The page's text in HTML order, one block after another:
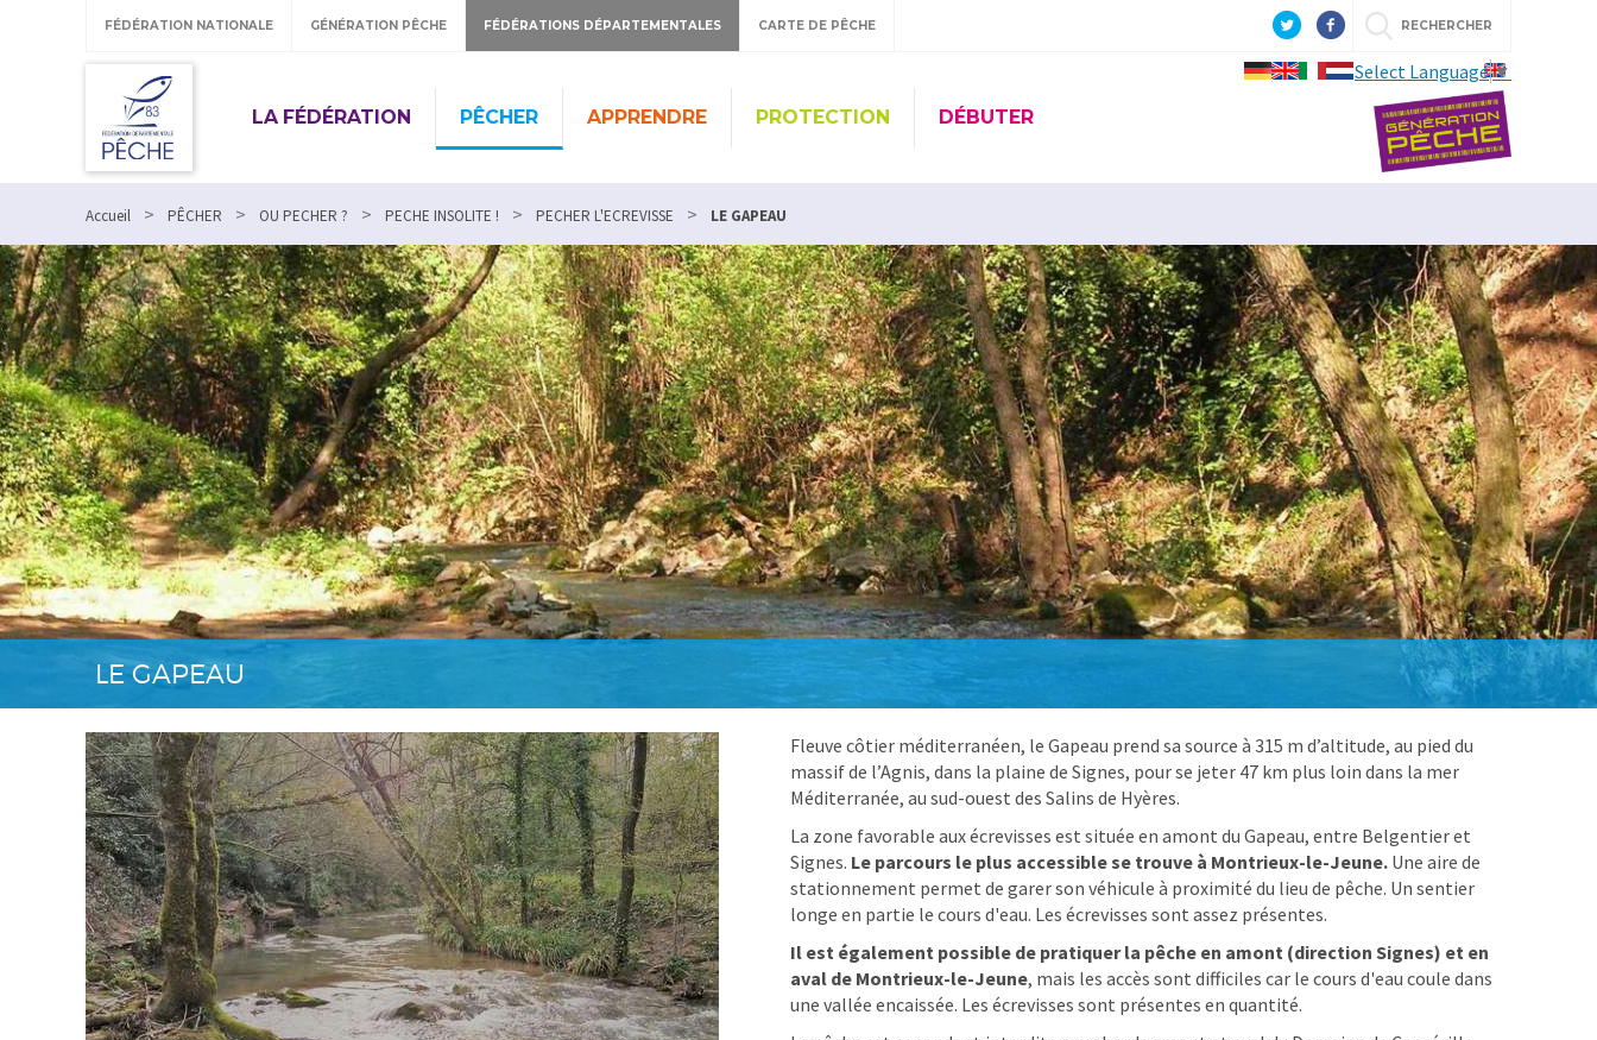
Select Language▼
FÉDÉRATION NATIONALE GÉNÉRATION PÊCHE FÉDÉRATIONS DÉPARTEMENTALES CARTE DE PÊCHE RECHERCHER
LA FÉDÉRATION PÊCHER APPRENDRE PROTECTION DÉBUTER
Accueil > PÊCHER > OU PECHER ? > PECHE INSOLITE ! > PECHER L'ECREVISSE > LE GAPEAU
LE GAPEAU
Fleuve côtier méditerranéen, le Gapeau prend sa source à 315 m d’altitude, au pied du
massif de l’Agnis, dans la plaine de Signes, pour se jeter 47 km plus loin dans la mer
Méditerranée, au sud-ouest des Salins de Hyères.
La zone favorable aux écrevisses est située en amont du Gapeau, entre Belgentier et
Signes. Le parcours le plus accessible se trouve à Montrieux-le-Jeune. Une aire de
stationnement permet de garer son véhicule à proximité du lieu de pêche. Un sentier
longe en partie le cours d'eau. Les écrevisses sont assez présentes.
Il est également possible de pratiquer la pêche en amont (direction Signes) et en
aval de Montrieux-le-Jeune, mais les accès sont difficiles car le cours d'eau coule dans
une vallée encaissée. Les écrevisses sont présentes en quantité.